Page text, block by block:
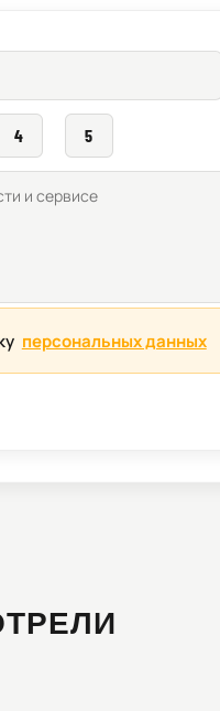
4 5
персональных данных